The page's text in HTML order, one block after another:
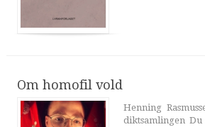
Om homofil vold
Henning
diktsamlingen